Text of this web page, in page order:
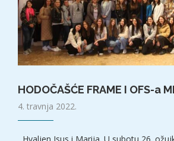
HODOČAŠĆE FRAME I OFS-a
4. travnja 2022.